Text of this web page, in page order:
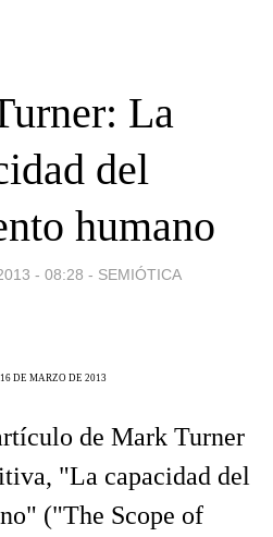
La
del
humano
- 08:28 - SEMIÓTICA
DE MARZO DE 2013
de Mark Turner
"La capacidad del
("The Scope of